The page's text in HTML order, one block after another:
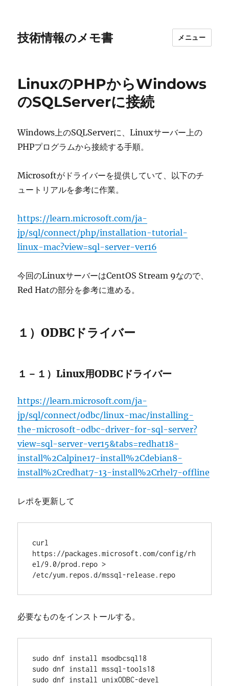
技術情報のメモ書 メニュー
LinuxのPHPからWindows
のSQLServerに接続
Windows上のSQLServerに、Linuxサーバー上の
PHPプログラムから接続する手順。
Microsoftがドライバーを提供していて、以下のチ
ュートリアルを参考に作業。
https://learn.microsoft.com/ja-
jp/sql/connect/php/installation-tutorial-
linux-mac?view=sql-server-ver16
今回のLinuxサーバーはCentOS Stream 9なので、
Red Hatの部分を参考に進める。
１）ODBCドライバー
１－１）Linux用ODBCドライバー
https://learn.microsoft.com/ja-
jp/sql/connect/odbc/linux-mac/installing-
the-microsoft-odbc-driver-for-sql-server?
view=sql-server-ver15&tabs=redhat18-
install%2Calpine17-install%2Cdebian8-
install%2Credhat7-13-install%2Crhel7-offline
レポを更新して
curl
https://packages.microsoft.com/config/rh
el/9.0/prod.repo >
/etc/yum.repos.d/mssql-release.repo
必要なものをインストールする。
sudo dnf install msodbcsql18
sudo dnf install mssql-tools18
sudo dnf install unixODBC-devel